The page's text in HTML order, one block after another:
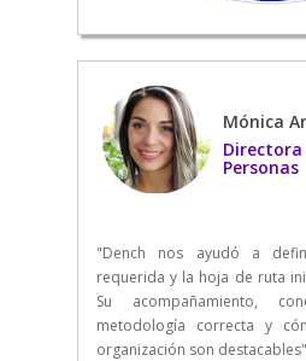
Mónica
Directora
Personas
"Dench nos ayudó a
requerida y la hoja de ruta
Su acompañamiento,
metodología correcta y
organización son